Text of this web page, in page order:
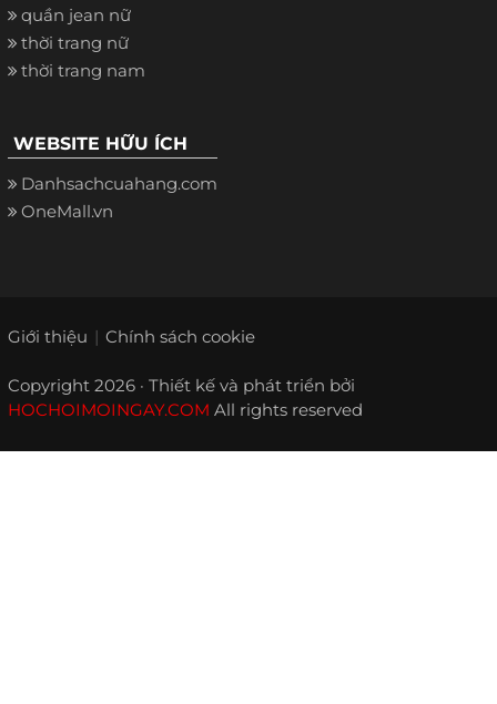
quần jean nữ
thời trang nữ
thời trang nam
WEBSITE HỮU ÍCH
Danhsachcuahang.com
OneMall.vn
Giới thiệu Chính sách cookie
Copyright 2026 · Thiết kế và phát triển bởi
HOCHOIMOINGAY.COM All rights reserved